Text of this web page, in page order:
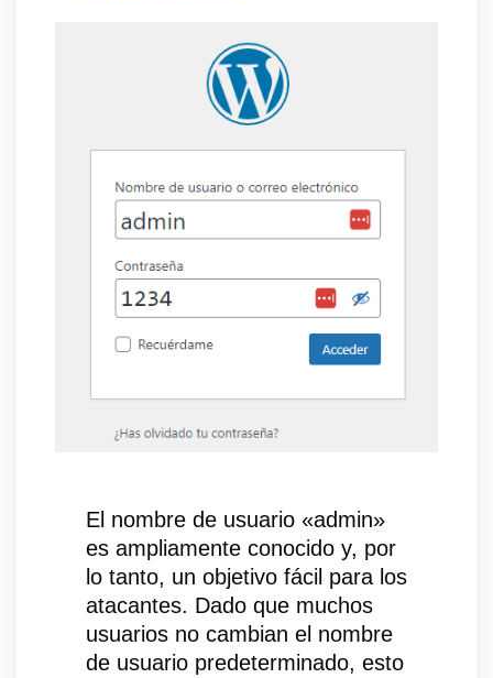
El nombre de usuario «admin»
es ampliamente conocido y, por
lo tanto, un objetivo fácil para los
atacantes. Dado que muchos
usuarios no cambian el nombre
de usuario predeterminado, esto